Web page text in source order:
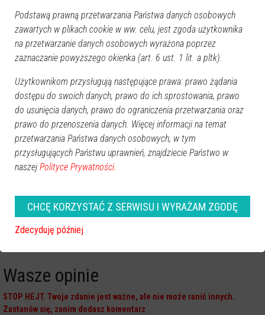
Zobacz również
Wasze opinie
STOP HEJT. Twoje zdanie jest ważne, ale nie może ranić innych.
Zastanów się, zanim dodasz komentarz
Podstawą prawną przetwarzania Państwa danych osobowych
zawartych w plikach cookie w ww. celu, jest zgoda użytkownika
na przetwarzanie danych osobowych wyrażona poprzez
zaznaczanie powyższego okienka (art. 6 ust. 1 lit. a pltk).
Użytkownikom przysługują następujące prawa: prawo żądania
dostępu do swoich danych, prawo do ich sprostowania, prawo
do usunięcia danych, prawo do ograniczenia przetwarzania oraz
prawo do przenoszenia danych. Więcej informacji na temat
przetwarzania Państwa danych osobowych, w tym
przysługujących Państwu uprawnień, znajdziecie Państwo w
naszej Polityce Prywatności.
CHCĘ KORZYSTAĆ Z SERWISU I WYRAŻAM ZGODĘ
Zdecyduję później